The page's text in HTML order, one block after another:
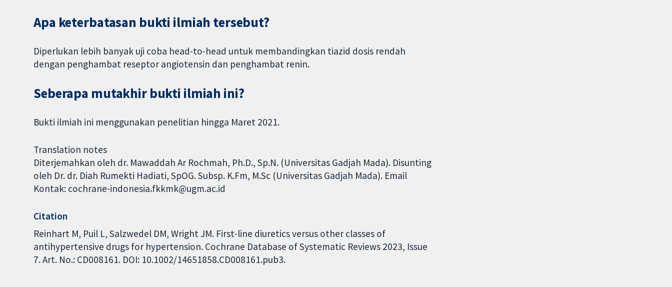
Apa keterbatasan bukti ilmiah tersebut?
Diperlukan lebih banyak uji coba head-to-head untuk membandingkan tiazid dosis rendah
dengan penghambat reseptor angiotensin dan penghambat renin.
Seberapa mutakhir bukti ilmiah ini?
Bukti ilmiah ini menggunakan penelitian hingga Maret 2021.
Translation notes
Diterjemahkan oleh dr. Mawaddah Ar Rochmah, Ph.D., Sp.N. (Universitas Gadjah Mada). Disunting
oleh Dr. dr. Diah Rumekti Hadiati, SpOG. Subsp. K.Fm, M.Sc (Universitas Gadjah Mada). Email
Kontak: cochrane-indonesia.fkkmk@ugm.ac.id
Citation
Reinhart M, Puil L, Salzwedel DM, Wright JM. First-line diuretics versus other classes of
antihypertensive drugs for hypertension. Cochrane Database of Systematic Reviews 2023, Issue
7. Art. No.: CD008161. DOI: 10.1002/14651858.CD008161.pub3.